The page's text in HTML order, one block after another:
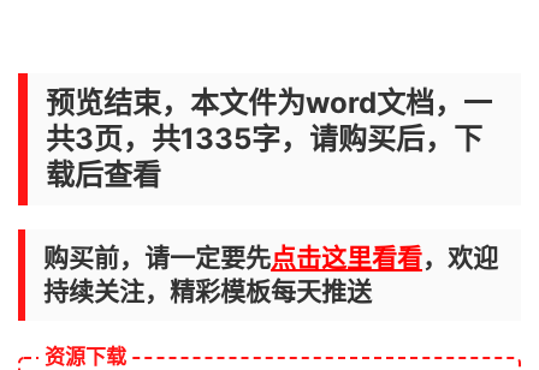
预览结束，本文件为word文档，一
共3页，共1335字，请购买后，下
载后查看
购买前，请一定要先点击这里看看，欢迎
持续关注，精彩模板每天推送
资源下载